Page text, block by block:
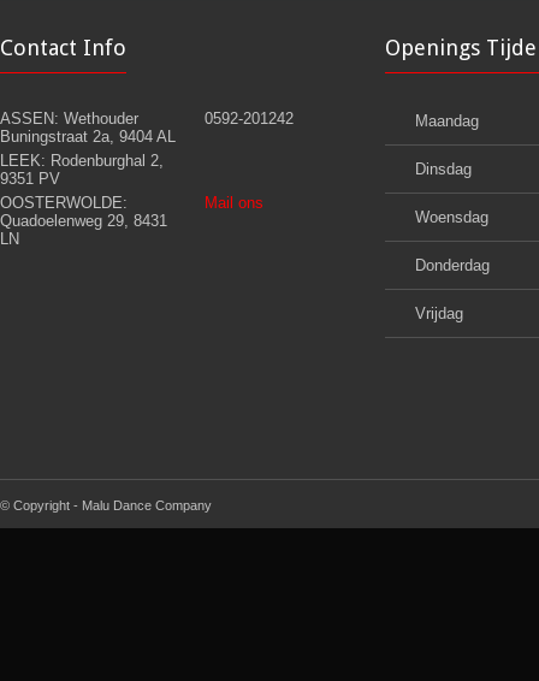
Contact Info
ASSEN: Wethouder
Buningstraat 2a, 9404 AL
0592-201242
LEEK: Rodenburghal 2,
9351 PV
OOSTERWOLDE:
Quadoelenweg 29, 8431
LN
Mail ons
Openings
Maandag
Dinsdag
Woensdag
Donderdag
Vrijdag
© Copyright - Malu Dance Company